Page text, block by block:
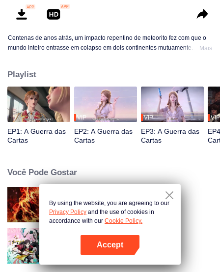
Abra o programa
Centenas de anos atrás, um impacto repentino de meteorito fez com que o
mundo inteiro entrasse em colapso em dois continentes mutuamente
por Rosenberg, reuniram a força de vários países para desenvolver um
novo dispositivo de fornecimento de energia (cartão).
Mais
Playlist
EP1: A Guerra das
Cartas
VIP
EP2: A Guerra das
Cartas
VIP
EP3: A Guerra das
Cartas
VIP
Você Pode Gostar
WUKONG
O Escolhido
By using the website, you are agreeing to our
Privacy Policy and the use of cookies in
accordance with our Cookie Policy.
Accept